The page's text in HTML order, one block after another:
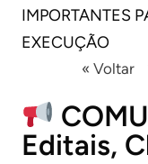
IMPORTANTES
EXECUÇÃO
« Voltar
Editais,